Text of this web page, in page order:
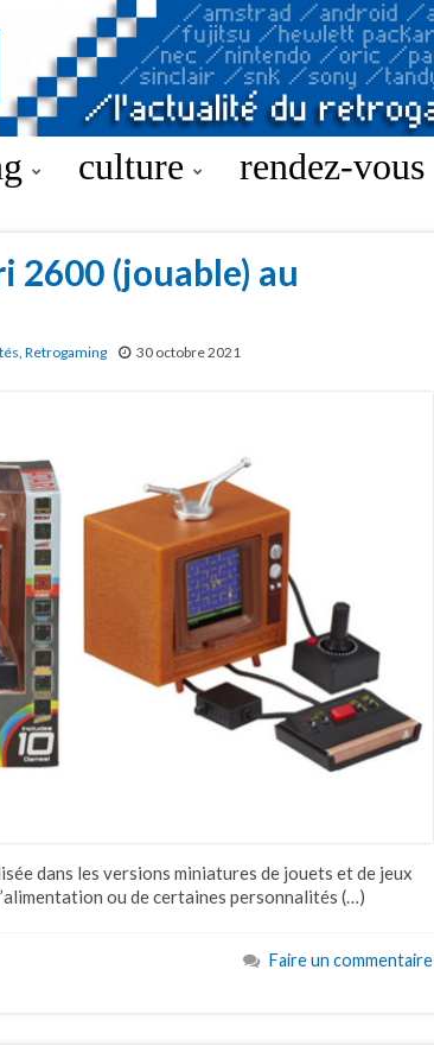
culture rendez-vous
2600 (jouable) au
, Retrogaming 30 octobre 2021
dans les versions miniatures de jouets et de jeux
ou de certaines personnalités (…)
Faire un commentaire